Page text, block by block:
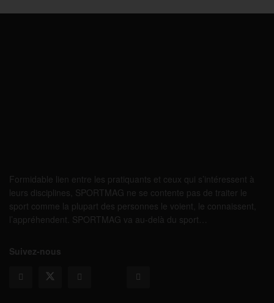
Formidable lien entre les pratiquants et ceux qui s’intéressent à
leurs disciplines, SPORTMAG ne se contente pas de traiter le
sport comme la plupart des personnes le voient, le connaissent,
l’appréhendent. SPORTMAG va au-delà du sport…
Suivez-nous